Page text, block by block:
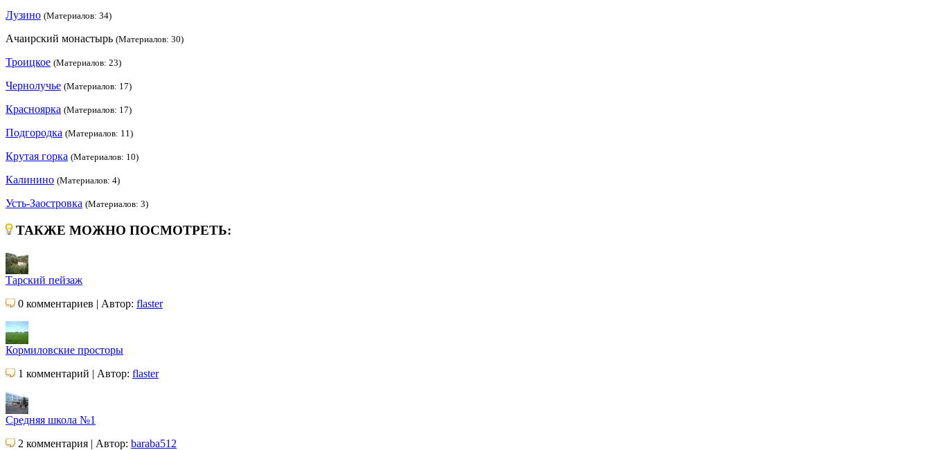
Лузино (Материалов: 34)
Ачаирский монастырь (Материалов: 30)
Троицкое (Материалов: 23)
Чернолучье (Материалов: 17)
Красноярка (Материалов: 17)
Подгородка (Материалов: 11)
Крутая горка (Материалов: 10)
Калинино (Материалов: 4)
Усть-Заостровка (Материалов: 3)
ТАКЖЕ МОЖНО ПОСМОТРЕТЬ:
Тарский пейзаж
0 комментариев | Автор: flaster
Кормиловские просторы
1 комментарий | Автор: flaster
Средняя школа №1
2 комментария | Автор: baraba512